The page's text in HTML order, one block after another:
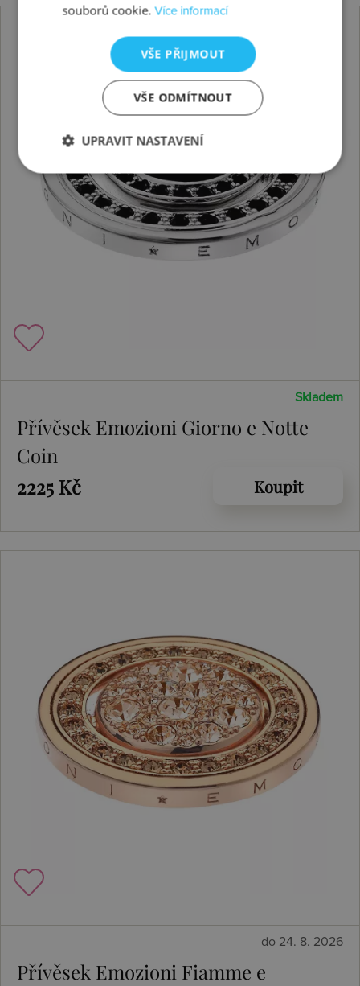
Skladem
Přívěsek Emozioni Giorno e Notte
Coin
2225 Kč
Koupit
do 24. 8. 2026
Přívěsek Emozioni Fiamme e
souborů cookie.Více informací
VŠE PŘIJMOUT
VŠE ODMÍTNOUT
UPRAVIT NASTAVENÍ